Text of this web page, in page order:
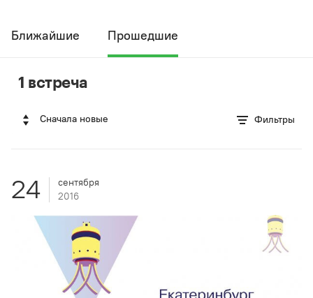
Ближайшие Прошедшие
1 встреча
Сначала новые Фильтры
24
сентября
2016